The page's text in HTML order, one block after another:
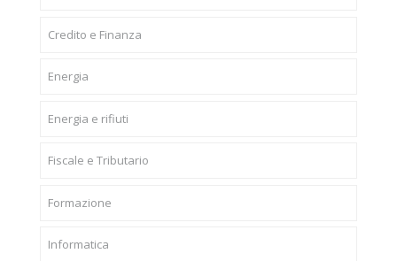
Credito e Finanza
Energia
Energia e rifiuti
Fiscale e Tributario
Formazione
Informatica